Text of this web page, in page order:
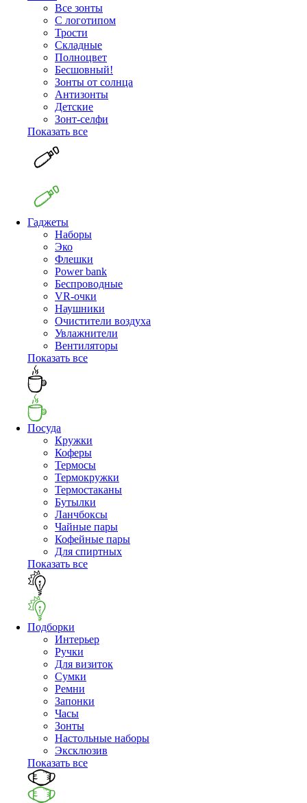
Все зонты
С логотипом
Трости
Складные
Полноцвет
Бесшовный!
Зонты от солнца
Антизонты
Детские
Зонт-селфи
Показать все
Гаджеты
Наборы
Эко
Флешки
Power bank
Беспроводные
VR-очки
Наушники
Очистители воздуха
Увлажнители
Вентиляторы
Показать все
Посуда
Кружки
Коферы
Термосы
Термокружки
Термостаканы
Бутылки
Ланчбоксы
Чайные пары
Кофейные пары
Для спиртных
Показать все
Подборки
Интерьер
Ручки
Для визиток
Сумки
Ремни
Запонки
Часы
Зонты
Настольные наборы
Эксклюзив
Показать все